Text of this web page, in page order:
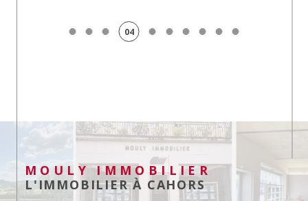
04
MOULY IMMOBILIER
L'IMMOBILIER À CAHORS